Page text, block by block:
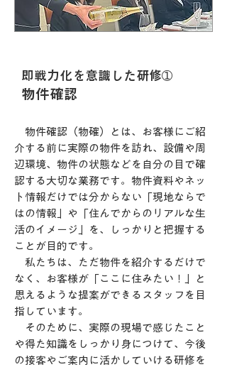
即戦力化を意識した研修➀
物件確認
物件確認（物確）とは、お客様にご紹
介する前に実際の物件を訪れ、設備や周
辺環境、物件の状態などを自分の目で確
認する大切な業務です。 物件資料やネッ
ト情報だけでは分からない「現地ならで
はの情報」や「住んでからのリアルな生
活のイメージ」を、しっかりと把握する
ことが目的です。
私たちは、ただ物件を紹介するだけで
なく、お客様が「ここに住みたい！」と
思えるような提案ができるスタッフを目
指しています。
そのために、実際の現場で感じたこと
や得た知識をしっかり身につけて、今後
の接客やご案内に活かしていける研修を